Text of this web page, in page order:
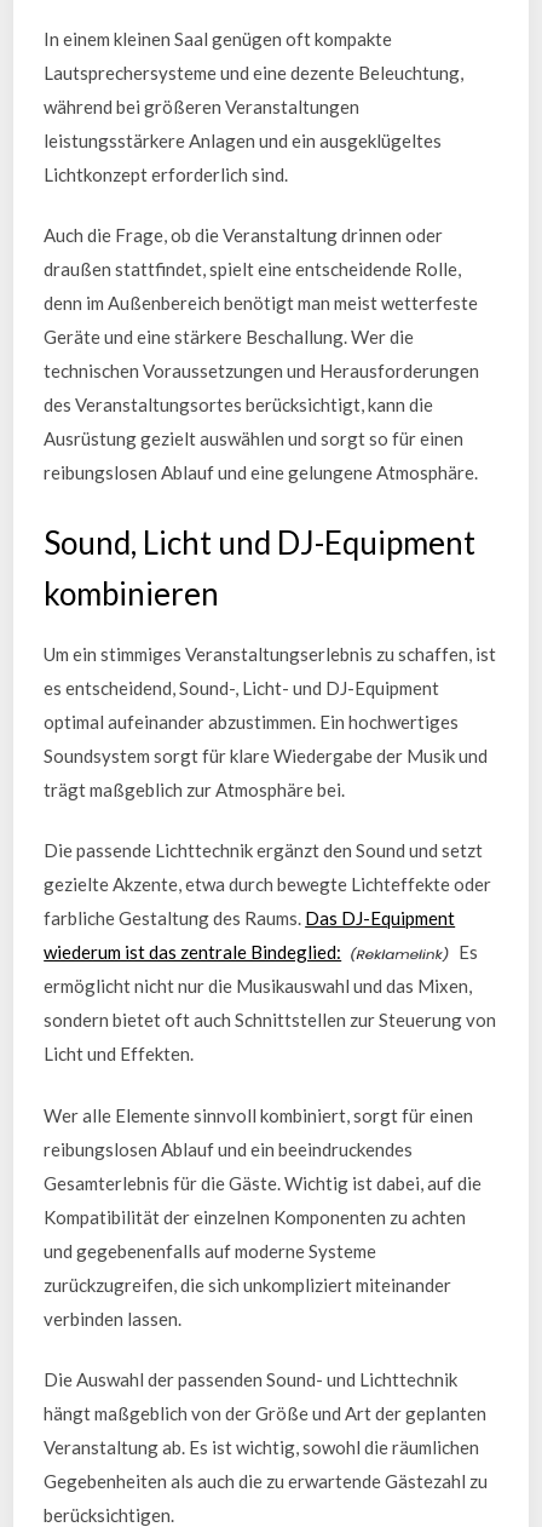
In einem kleinen Saal genügen oft kompakte
Lautsprechersysteme und eine dezente Beleuchtung,
während bei größeren Veranstaltungen
leistungsstärkere Anlagen und ein ausgeklügeltes
Lichtkonzept erforderlich sind.
Auch die Frage, ob die Veranstaltung drinnen oder
draußen stattfindet, spielt eine entscheidende Rolle,
denn im Außenbereich benötigt man meist wetterfeste
Geräte und eine stärkere Beschallung. Wer die
technischen Voraussetzungen und Herausforderungen
des Veranstaltungsortes berücksichtigt, kann die
Ausrüstung gezielt auswählen und sorgt so für einen
reibungslosen Ablauf und eine gelungene Atmosphäre.
Sound, Licht und DJ-Equipment
kombinieren
Um ein stimmiges Veranstaltungserlebnis zu schaffen, ist
es entscheidend, Sound-, Licht- und DJ-Equipment
optimal aufeinander abzustimmen. Ein hochwertiges
Soundsystem sorgt für klare Wiedergabe der Musik und
trägt maßgeblich zur Atmosphäre bei.
Die passende Lichttechnik ergänzt den Sound und setzt
gezielte Akzente, etwa durch bewegte Lichteffekte oder
farbliche Gestaltung des Raums. Das DJ-Equipment
wiederum ist das zentrale Bindeglied:
Es
ermöglicht nicht nur die Musikauswahl und das Mixen,
sondern bietet oft auch Schnittstellen zur Steuerung von
Licht und Effekten.
Wer alle Elemente sinnvoll kombiniert, sorgt für einen
reibungslosen Ablauf und ein beeindruckendes
Gesamterlebnis für die Gäste. Wichtig ist dabei, auf die
Kompatibilität der einzelnen Komponenten zu achten
und gegebenenfalls auf moderne Systeme
zurückzugreifen, die sich unkompliziert miteinander
verbinden lassen.
Die Auswahl der passenden Sound- und Lichttechnik
hängt maßgeblich von der Größe und Art der geplanten
Veranstaltung ab. Es ist wichtig, sowohl die räumlichen
Gegebenheiten als auch die zu erwartende Gästezahl zu
berücksichtigen.